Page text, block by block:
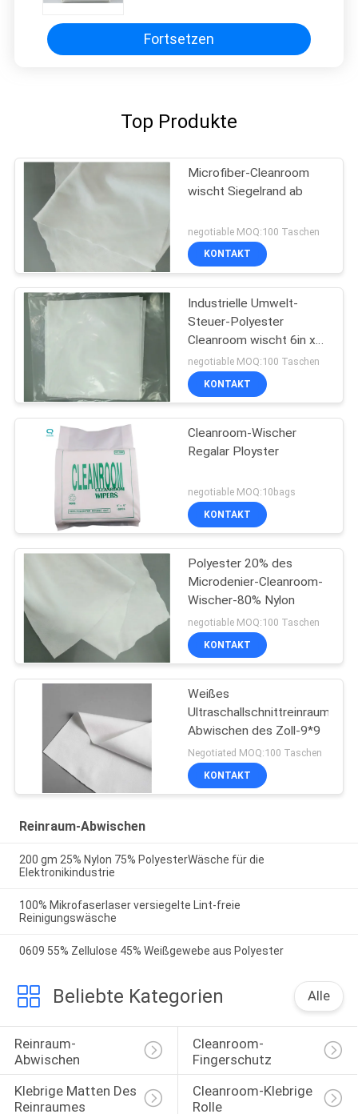
Fortsetzen
Top Produkte
Microfiber-Cleanroom
wischt Siegelrand ab
negotiable MOQ:100 Taschen
KONTAKT
Industrielle Umwelt-
Steuer-Polyester
Cleanroom wischt 6in x
6in 100 PCS ab
negotiable MOQ:100 Taschen
KONTAKT
Cleanroom-Wischer
Regalar Ployster
negotiable MOQ:10bags
KONTAKT
Polyester 20% des
Microdenier-Cleanroom-
Wischer-80% Nylon
negotiable MOQ:100 Taschen
KONTAKT
Weißes
Ultraschallschnittreinraum-
Abwischen des Zoll-9*9
Negotiated MOQ:100 Taschen
KONTAKT
Reinraum-Abwischen
200 gm 25% Nylon 75% PolyesterWäsche für die
Elektronikindustrie
100% Mikrofaserlaser versiegelte Lint-freie
Reinigungswäsche
0609 55% Zellulose 45% Weißgewebe aus Polyester
Beliebte Kategorien Alle
Reinraum-
Abwischen
Cleanroom-
Fingerschutz
Klebrige Matten Des
Reinraumes
Cleanroom-Klebrige
Rolle